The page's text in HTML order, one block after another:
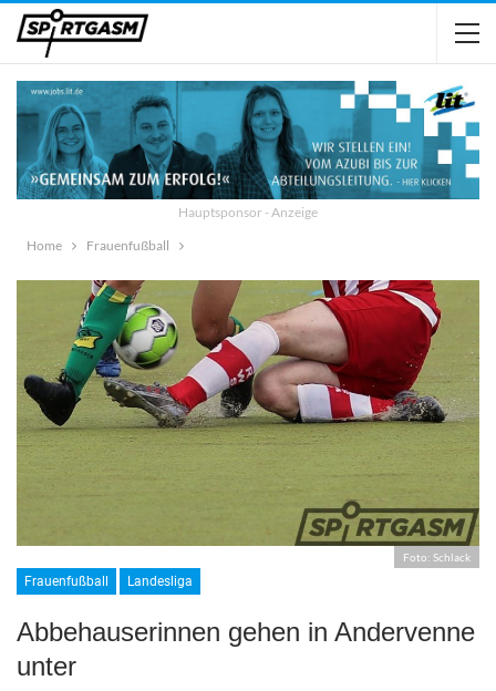
Hauptsponsor - Anzeige
Home
Frauenfußball
Foto: Schlack
Frauenfußball Landesliga
Abbehauserinnen gehen in Andervenne
unter